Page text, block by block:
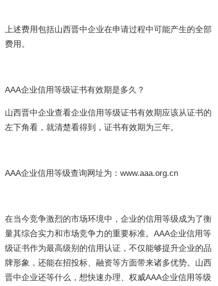
上述费用包括山西晋中企业在申请过程中可能产生的全部
费用。
AAA企业信用等级证书有效期是多久？
山西晋中企业查看企业信用等级证书有效期应该从证书的
左下角看，就清楚看得到，证书有效期为三年。
AAA企业信用等级查询网址为：www.aaa.org.cn
在当今竞争激烈的市场环境中，企业的信用等级成为了衡
量其综合实力和市场竞争力的重要标准。AAA企业信用等
级证书作为最高级别的信用认证，不仅能够提升企业的品
牌形象，还能在招投标、融资等方面带来诸多优势。山西
晋中企业还等什么，想快速办理、权威AAA企业信用等级